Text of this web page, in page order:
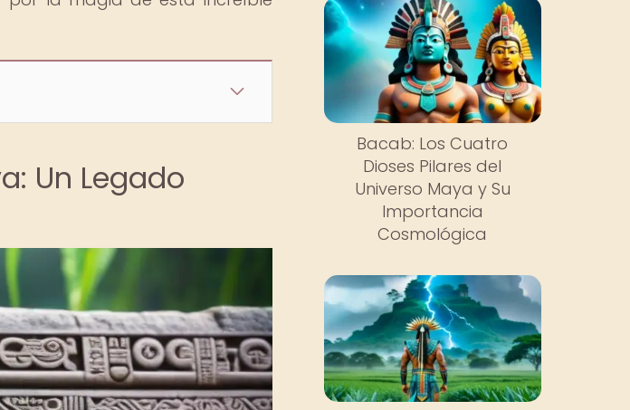
Un Legado
Bacab: Los Cuatro
Dioses Pilares del
Universo Maya y Su
Importancia
Cosmológica